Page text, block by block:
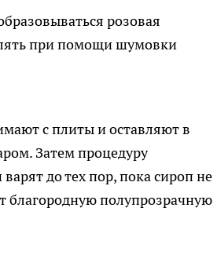
розовая
при помощи шумовки
с плиты и оставляют в
Затем процедуру
до тех пор, пока сироп не
благородную полупрозрачную